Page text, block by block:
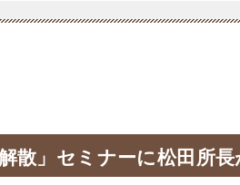
散」セミナーに松田所長